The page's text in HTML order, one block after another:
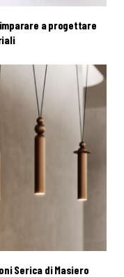
a progettare
Serica di Masiero